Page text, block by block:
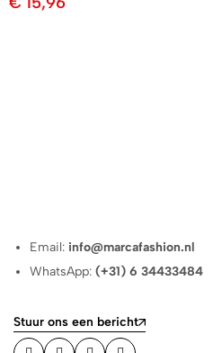
Email: info@marcafashion.nl
WhatsApp:(+31) 6 34433484
Stuur ons een bericht